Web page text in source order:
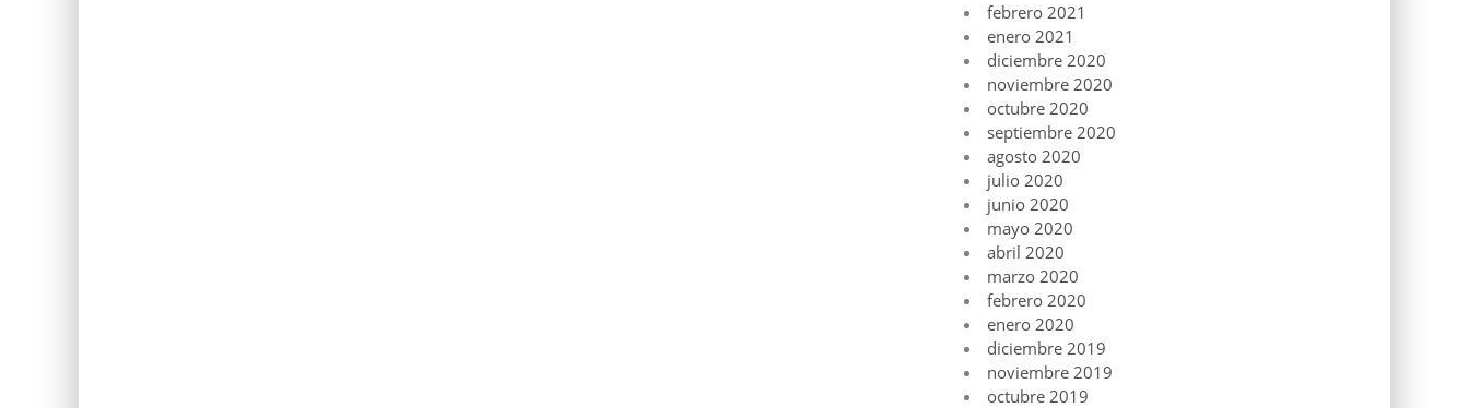
febrero 2021
enero 2021
diciembre 2020
noviembre 2020
octubre 2020
septiembre 2020
agosto 2020
julio 2020
junio 2020
mayo 2020
abril 2020
marzo 2020
febrero 2020
enero 2020
diciembre 2019
noviembre 2019
octubre 2019